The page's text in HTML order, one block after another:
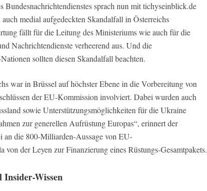
Bundesnachrichtendienstes sprach nun mit tichyseinblick.de
medial aufgedeckten Skandalfall in Österreichs
fällt für die Leitung des Ministeriums wie auch für die
Nachrichtendienste verheerend aus. Und die
sollten diesen Skandalfall beachten.
war in Brüssel auf höchster Ebene in die Vorbereitung von
der EU-Kommission involviert. Dabei wurden auch
sowie Unterstützungsmöglichkeiten für die Ukraine
zur generellen Aufrüstung Europas“, erinnert der
an die 800-Milliarden-Aussage von EU-
von der Leyen zur Finanzierung eines Rüstungs-Gesamtpakets.
Insider-Wissen